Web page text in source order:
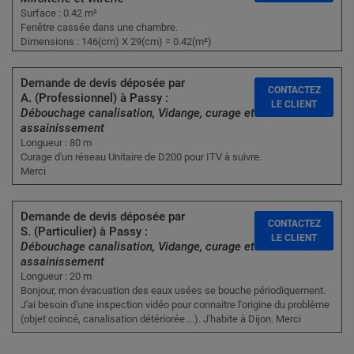
Surface : 0.42 m²
Fenêtre cassée dans une chambre.
Dimensions : 146(cm) X 29(cm) = 0.42(m²)
Demande de devis déposée par
A. (Professionnel) à Passy :
Débouchage canalisation, Vidange, curage et
assainissement
Longueur : 80 m
Curage d'un réseau Unitaire de D200 pour ITV à suivre.
Merci
CONTACTEZ
LE CLIENT
Demande de devis déposée par
S. (Particulier) à Passy :
Débouchage canalisation, Vidange, curage et
assainissement
Longueur : 20 m
Bonjour, mon évacuation des eaux usées se bouche périodiquement.
J'ai besoin d'une inspection vidéo pour connaitre l'origine du problème
(objet coincé, canalisation détériorée....). J'habite à Dijon. Merci
CONTACTEZ
LE CLIENT